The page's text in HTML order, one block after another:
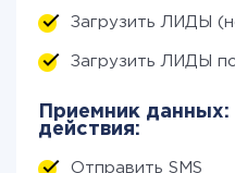
Загрузить ЛИДЫ
Загрузить ЛИДЫ
Приемник
действия:
Отправить SMS